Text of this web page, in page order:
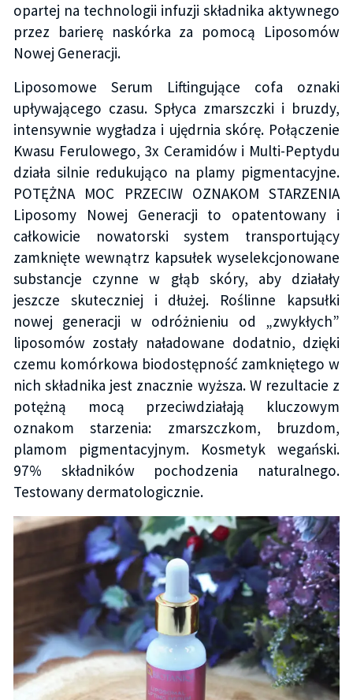
opartej na technologii infuzji składnika aktywnego
przez barierę naskórka za pomocą Liposomów
Nowej Generacji.
Liposomowe Serum Liftingujące cofa oznaki
upływającego czasu. Spłyca zmarszczki i bruzdy,
intensywnie wygładza i ujędrnia skórę. Połączenie
Kwasu Ferulowego, 3x Ceramidów i Multi-Peptydu
działa silnie redukująco na plamy pigmentacyjne.
POTĘŻNA MOC PRZECIW OZNAKOM STARZENIA
Liposomy Nowej Generacji to opatentowany i
całkowicie nowatorski system transportujący
zamknięte wewnątrz kapsułek wyselekcjonowane
substancje czynne w głąb skóry, aby działały
jeszcze skuteczniej i dłużej. Roślinne kapsułki
nowej generacji w odróżnieniu od „zwykłych”
liposomów zostały naładowane dodatnio, dzięki
czemu komórkowa biodostępność zamkniętego w
nich składnika jest znacznie wyższa. W rezultacie z
potężną mocą przeciwdziałają kluczowym
oznakom starzenia: zmarszczkom, bruzdom,
plamom pigmentacyjnym. Kosmetyk wegański.
97% składników pochodzenia naturalnego.
Testowany dermatologicznie.